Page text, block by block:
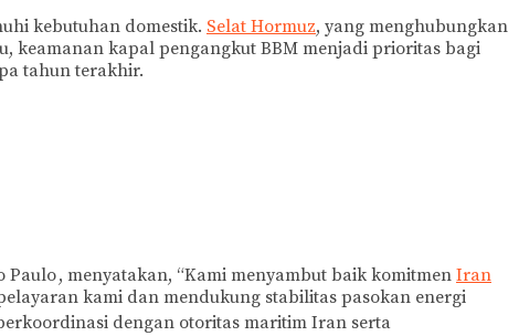
kebutuhan domestik. Selat Hormuz, yang menghubungkan
keamanan kapal pengangkut BBM menjadi prioritas bagi
tahun terakhir.
Paulo , menyatakan, “Kami menyambut baik komitmen Iran
kami dan mendukung stabilitas pasokan energi
dengan otoritas maritim Iran serta